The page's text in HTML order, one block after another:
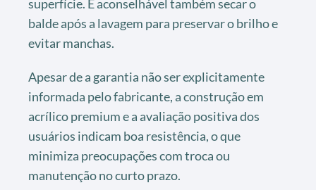
superfície. É aconselhável também secar o
balde após a lavagem para preservar o brilho e
evitar manchas.
Apesar de a garantia não ser explicitamente
informada pelo fabricante, a construção em
acrílico premium e a avaliação positiva dos
usuários indicam boa resistência, o que
minimiza preocupações com troca ou
manutenção no curto prazo.